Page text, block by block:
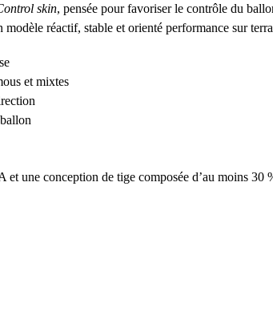
skin, pensée pour favoriser le contrôle du
réactif, stable et orienté performance sur
et mixtes
une conception de tige composée d’au moins